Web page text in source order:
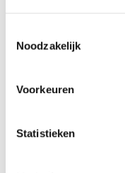
Noodzakelijk
Voorkeuren
Statistieken